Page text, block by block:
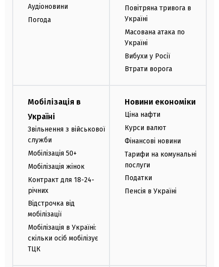
Аудіоновини
Погода
Повітряна тривога в
Україні
Масована атака по
Україні
Вибухи у Росії
Втрати ворога
Мобілізація в
Україні
Звільнення з військової
служби
Мобілізація 50+
Мобілізація жінок
Контракт для 18-24-
річних
Відстрочка від
мобілізації
Мобілізація в Україні:
скільки осіб мобілізує
ТЦК
Новини економіки
Ціна нафти
Курси валют
Фінансові новини
Тарифи на комунальні
послуги
Податки
Пенсія в Україні